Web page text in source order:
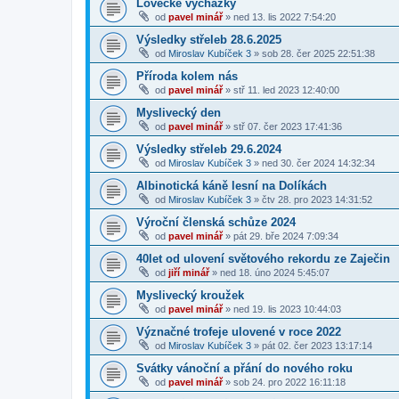
Lovecké vycházky
od pavel minář» ned 13. lis 2022 7:54:20
Výsledky střeleb 28.6.2025
od Miroslav Kubíček 3 » sob 28. čer 2025 22:51:38
Příroda kolem nás
od pavel minář» stř 11. led 2023 12:40:00
Myslivecký den
od pavel minář» stř 07. čer 2023 17:41:36
Výsledky střeleb 29.6.2024
od Miroslav Kubíček 3 » ned 30. čer 2024 14:32:34
Albinotická káně lesní na Dolíkách
od Miroslav Kubíček 3 » čtv 28. pro 2023 14:31:52
Výroční členská schůze 2024
od pavel minář» pát 29. bře 2024 7:09:34
40let od ulovení světového rekordu ze Zaječin
od jiří minář» ned 18. úno 2024 5:45:07
Myslivecký kroužek
od pavel minář» ned 19. lis 2023 10:44:03
Význačné trofeje ulovené v roce 2022
od Miroslav Kubíček 3 » pát 02. čer 2023 13:17:14
Svátky vánoční a přání do nového roku
od pavel minář» sob 24. pro 2022 16:11:18